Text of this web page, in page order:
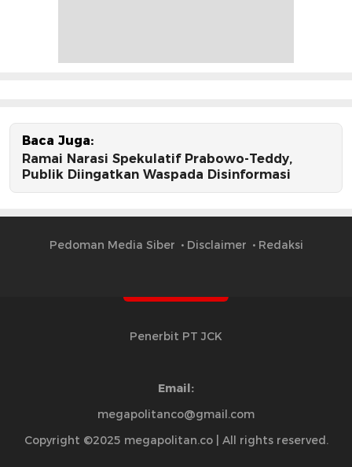
Baca Juga:
Ramai Narasi Spekulatif Prabowo-Teddy,
Publik Diingatkan Waspada Disinformasi
Pedoman Media Siber Disclaimer Redaksi
Penerbit PT JCK
Email:
megapolitanco@gmail.com
Copyright ©2025 megapolitan.co | All rights reserved.